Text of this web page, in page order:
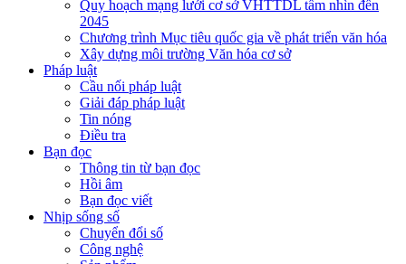
Quy hoạch mạng lưới cơ sở VHTTDL tầm nhìn đến
2045
Chương trình Mục tiêu quốc gia về phát triển văn hóa
Xây dựng môi trường Văn hóa cơ sở
Pháp luật
Cầu nối pháp luật
Giải đáp pháp luật
Tin nóng
Điều tra
Bạn đọc
Thông tin từ bạn đọc
Hồi âm
Bạn đọc viết
Nhịp sống số
Chuyển đổi số
Công nghệ